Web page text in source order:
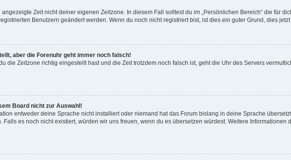
Zeit nicht deiner eigenen Zeitzone. In diesem Fall solltest du im „Persönlichen Bereich“ die für
Benutzern geändert werden. Wenn du noch nicht registriert bist, ist dies ein guter Grund, dies jetzt
aber die Forenuhr geht immer noch falsch!
die Zeitzone richtig eingestellt hast und die Zeit trotzdem noch falsch ist, geht die Uhr des Servers
Board nicht zur Auswahl!
entweder deine Sprache nicht installiert oder niemand hat das Forum bislang in deine Sprache
Falls es noch nicht existiert, würden wir uns freuen, wenn du es übersetzen würdest. Weitere Informationen